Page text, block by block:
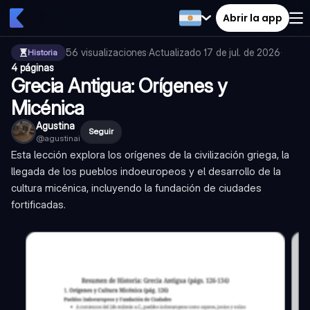
Abrir la app
Historia 56 visualizaciones·Actualizado 17 de jul. de 2026·
4 páginas
Grecia Antigua: Orígenes y
Micénica
Agustina
@agustinai
Seguir
Esta lección explora los orígenes de la civilización griega, la
llegada de los pueblos indoeuropeos y el desarrollo de la
cultura micénica, incluyendo la fundación de ciudades
fortificadas.